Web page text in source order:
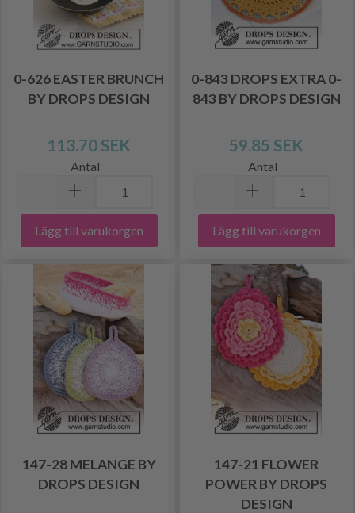
0-626 EASTER BRUNCH
BY DROPS DESIGN
113.70 SEK
Antal
Lägg till varukorgen
0-843 DROPS EXTRA 0-
843 BY DROPS DESIGN
59.85 SEK
Antal
Lägg till varukorgen
147-28 MELANGE BY
DROPS DESIGN
147-21 FLOWER
POWER BY DROPS
DESIGN